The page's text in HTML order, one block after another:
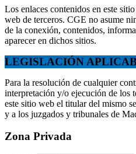
Los enlaces contenidos en este
web de terceros. CGE no asume
de la conexión, contenidos,
aparecer en dichos sitios.
LEGISLACIÓN
Para la resolución de cualquier
interpretación y/o ejecución de los
este sitio web el titular del mismo
y a los juzgados y tribunales de
Zona Privada